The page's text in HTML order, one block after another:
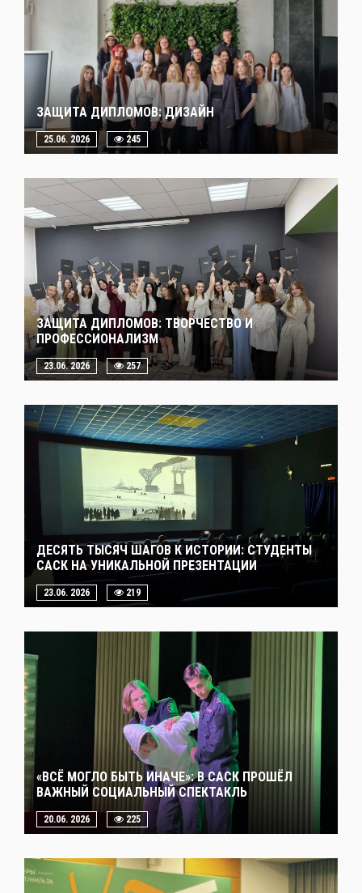
ЗАЩИТА ДИПЛОМОВ: ДИЗАЙН
25.06. 2026 245
ЗАЩИТА ДИПЛОМОВ: ТВОРЧЕСТВО И
ПРОФЕССИОНАЛИЗМ
23.06. 2026 257
ДЕСЯТЬ ТЫСЯЧ ШАГОВ К ИСТОРИИ: СТУДЕНТЫ
САСК НА УНИКАЛЬНОЙ ПРЕЗЕНТАЦИИ
23.06. 2026 219
«ВСЁ МОГЛО БЫТЬ ИНАЧЕ»: В САСК ПРОШЁЛ
ВАЖНЫЙ СОЦИАЛЬНЫЙ СПЕКТАКЛЬ
20.06. 2026 225